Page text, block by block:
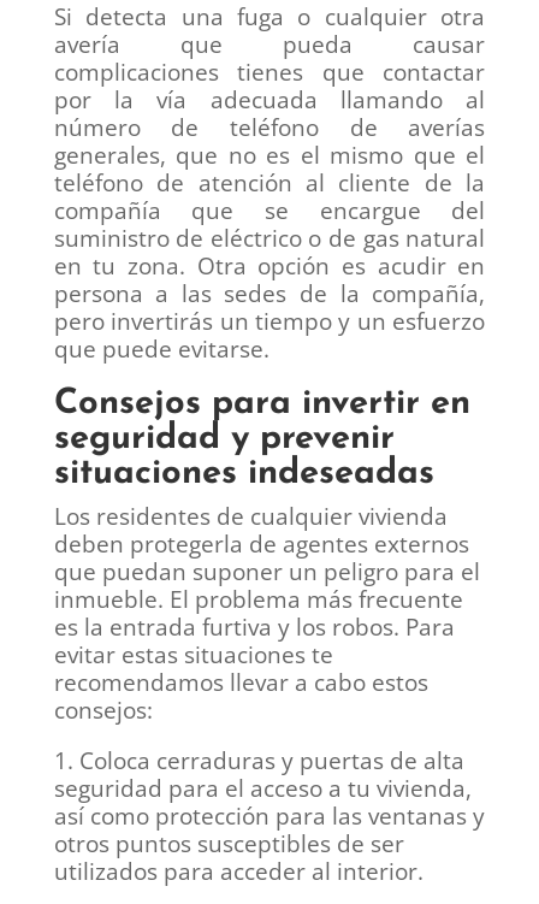
Si detecta una fuga o cualquier otra
avería que pueda causar
complicaciones tienes que contactar
por la vía adecuada llamando al
número de teléfono de averías
generales, que no es el mismo que el
teléfono de atención al cliente de la
compañía que se encargue del
suministro de eléctrico o de gas natural
en tu zona. Otra opción es acudir en
persona a las sedes de la compañía,
pero invertirás un tiempo y un esfuerzo
que puede evitarse.
Consejos para invertir en
seguridad y prevenir
situaciones indeseadas
Los residentes de cualquier vivienda
deben protegerla de agentes externos
que puedan suponer un peligro para el
inmueble. El problema más frecuente
es la entrada furtiva y los robos. Para
evitar estas situaciones te
recomendamos llevar a cabo estos
consejos:
1. Coloca cerraduras y puertas de alta
seguridad para el acceso a tu vivienda,
así como protección para las ventanas y
otros puntos susceptibles de ser
utilizados para acceder al interior.